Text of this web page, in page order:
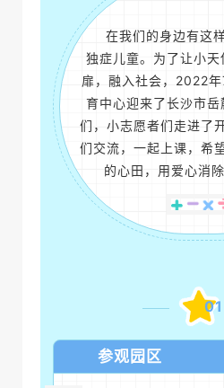
在我们的身边有
独症儿童。为了让小
扉，融入社会，2022
育中心迎来了长沙市
们，小志愿者们走进了
们交流，一起上课，希
的心田，用爱心消
01
参观园区